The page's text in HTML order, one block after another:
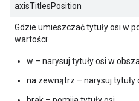
axisTitlesPosition
Gdzie umieszczać tytuły osi w
wartości:
w – narysuj tytuły osi w
na zewnątrz – narysuj tytuły